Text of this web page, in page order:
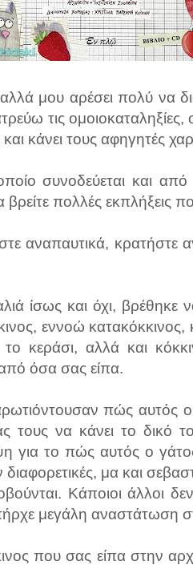
μου αρέσει πολύ να
τις
κάνει τους αφηγητές
συνοδεύεται και
βρείτε πολλές
αναπαυτικά, κρατήστε
ίσως και όχι, βρέθηκε
εννοώ
κεράσι, αλλά και
όσα σας είπα.
πώς αυτός ο
τους να κάνει το δικό
το πώς αυτός ο γάτος
μα και
Κάποιοι άλλοι
μεγάλη αναστάτωση
που σας είπα στην